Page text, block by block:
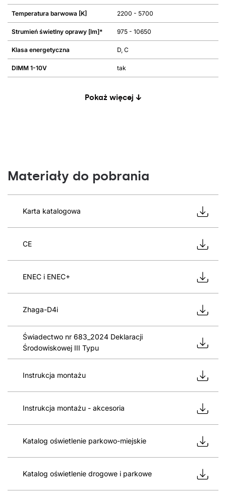
Temperatura barwowa [K] 2200 - 5700
Strumień świetlny oprawy [lm]* 975 - 10650
Klasa energetyczna D, C
DIMM 1-10V tak
Pokaż więcej ↓
Materiały do pobrania
Karta katalogowa
CE
ENEC i ENEC+
Zhaga-D4i
Świadectwo nr 683_2024 Deklaracji
Środowiskowej III Typu
Instrukcja montażu
Instrukcja montażu - akcesoria
Katalog oświetlenie parkowo-miejskie
Katalog oświetlenie drogowe i parkowe